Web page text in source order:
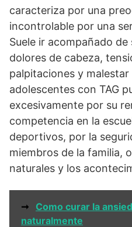
caracteriza por una
incontrolable por una
Suele ir acompañado
dolores de cabeza,
palpitaciones y
adolescentes con TAG
excesivamente por su
competencia en la
deportivos, por la
miembros de la familia,
naturales y los
➞
Como curar la
naturalmente